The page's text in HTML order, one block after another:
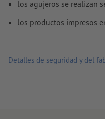
los agujeros se realizan
los productos impresos
Detalles de seguridad y del